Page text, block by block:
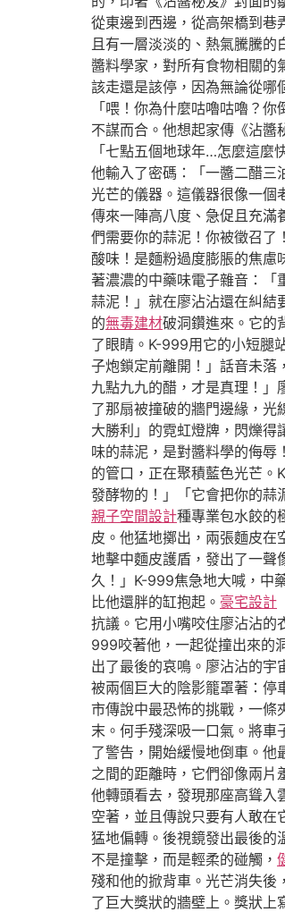
從東邊到西邊，從高架橋到巷
且有一層淡淡的、熱氣騰騰
醬料學家，對所有食物相關的
該走還是該停，因為無論從哪
「喂！你為什麼咕嚕咕嚕？
不謀而合。他想起家傳《沾醬
「七點五個地球年…怎麼這麼
他輸入了密碼：「一醬二醋三
光芒的儀器。這儀器很像一
傳來一陣高八度、急促且充滿
們需要你的蒜泥！你被徵召了
酸味！是麵粉過度膨脹的焦慮
著濃濃的中藥味電子雜音：
蒜泥！」就在廖沾沾還在糾結
的無毒建材破洞鑽進來。它的
了眼睛。K-999用它的小短腿
子炮鎖定前離開！」話音未落
九點九九的醋，才是真理！
了那扇被撞破的牆門邊緣，光
大勝利」的霓虹燈牌，閃爍
味的蒜泥，是對醬料學的侮辱
的管口，正在聚積藍色光芒
發酵物的！」「它會把你的蒜
親子空間設計種專業包水餃的
皮。他猛地擲出，兩張麵皮在
地擊中麵皮護盾，發出了一聲
久！」K-999焦急地大喊，中
比他還胖的缸抱起。 豪宅設計
抗議。它用小嘴咬住廖沾沾的
999咬著他，一起從撞出來的
出了最後的哀鳴。廖沾沾的宇
被兩個巨大的陰影籠罩著：停
市傳說中最恐怖的挑戰，一條
末。何手殘深吸一口氣。將
了警告，開始緩慢地倒車。他
之間的距離時，它們卻像兩片
他轉頭看去，發現那座高聳入
空著，並且傳說只要有人敢在
猛地偏轉。後視鏡發出最後的
不是撞擊，而是輕柔的碰觸，
殘和他的掀背車。光芒消失後
了巨大獎狀的牆壁上。獎狀